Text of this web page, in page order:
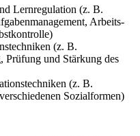
Lernregulation (z. B.
Arbeits-
(z. B.
Prüfung und Stärkung des
(z. B.
Sozialformen)